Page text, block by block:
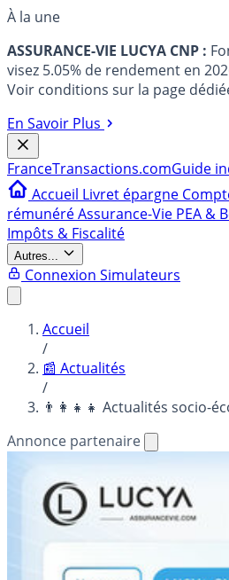
À la une
ASSURANCE-VIE LUCYA CNP :
visez 5.05% de rendement en
Voir conditions sur la page
En Savoir Plus
FranceTransactions.comGuide
Accueil Livret épargne
rémunéréAssurance-Vie PEA &
Impôts & Fiscalité
Autres...
Connexion Simulateurs
Accueil
/
📰 Actualités
/
👨‍👩‍👧‍👧 Actualités socio-
Annonce partenaire